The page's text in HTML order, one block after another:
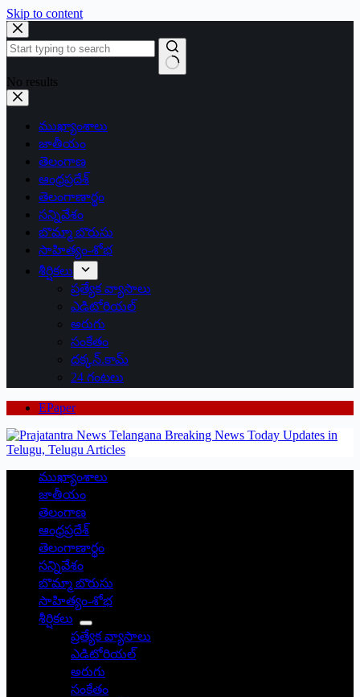
Skip to content
No results
ముఖ్యాంశాలు
జాతీయం
తెలంగాణ
ఆంధ్రప్రదేశ్
తెలంగాణార్థం
సన్నివేశం
బొమ్మా బొరుసు
సాహిత్యం-శోభ
శీర్షికలు
ప్రత్యేక వ్యాసాలు
ఎడిటోరియల్
అరుగు
సంకేతం
దక్కన్.కామ్
24 గంటలు
EPaper
ముఖ్యాంశాలు
జాతీయం
తెలంగాణ
ఆంధ్రప్రదేశ్
తెలంగాణార్థం
సన్నివేశం
బొమ్మా బొరుసు
సాహిత్యం-శోభ
శీర్షికలు
ప్రత్యేక వ్యాసాలు
ఎడిటోరియల్
అరుగు
సంకేతం